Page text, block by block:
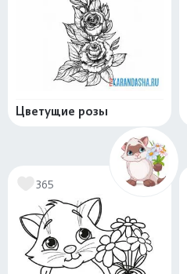
Цветущие розы
365